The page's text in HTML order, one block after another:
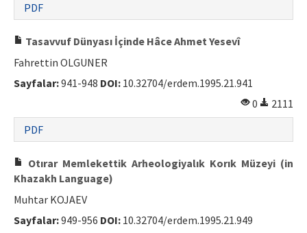
PDF
Tasavvuf Dünyası İçinde Hâce Ahmet Yesevî
Fahrettin OLGUNER
Sayfalar:941-948 DOI: 10.32704/erdem.1995.21.941
0
2111
PDF
Otırar Memlekettik Arheologiyalık Korık Müzeyi (in
Khazakh Language)
Muhtar KOJAEV
Sayfalar:949-956 DOI: 10.32704/erdem.1995.21.949